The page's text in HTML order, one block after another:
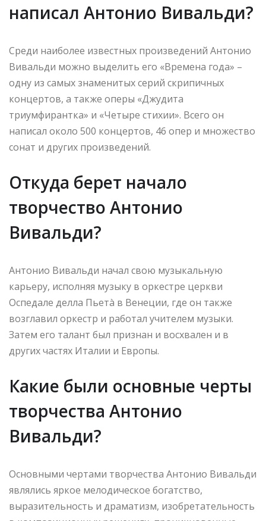
написал Антонио Вивальди?
Среди наиболее известных произведений Антонио
Вивальди можно выделить его «Времена года» –
одну из самых знаменитых серий скрипичных
концертов, а также оперы «Джудита
триумфирантка» и «Четыре стихии». Всего он
написал около 500 концертов, 46 опер и множество
сонат и других произведений.
Откуда берет начало
творчество Антонио
Вивальди?
Антонио Вивальди начал свою музыкальную
карьеру, исполняя музыку в оркестре церкви
Оспедале делла Пьетà в Венеции, где он также
возглавил оркестр и работал учителем музыки.
Затем его талант был признан и восхвален и в
других частях Италии и Европы.
Какие были основные черты
творчества Антонио
Вивальди?
Основными чертами творчества Антонио Вивальди
являлись яркое мелодическое богатство,
выразительность и драматизм, изобретательность